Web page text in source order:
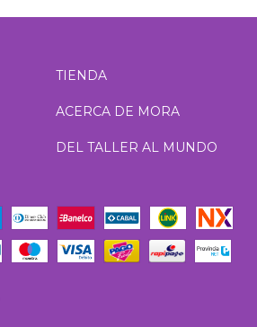
TIENDA
ACERCA DE MORA
DEL TALLER AL MUNDO